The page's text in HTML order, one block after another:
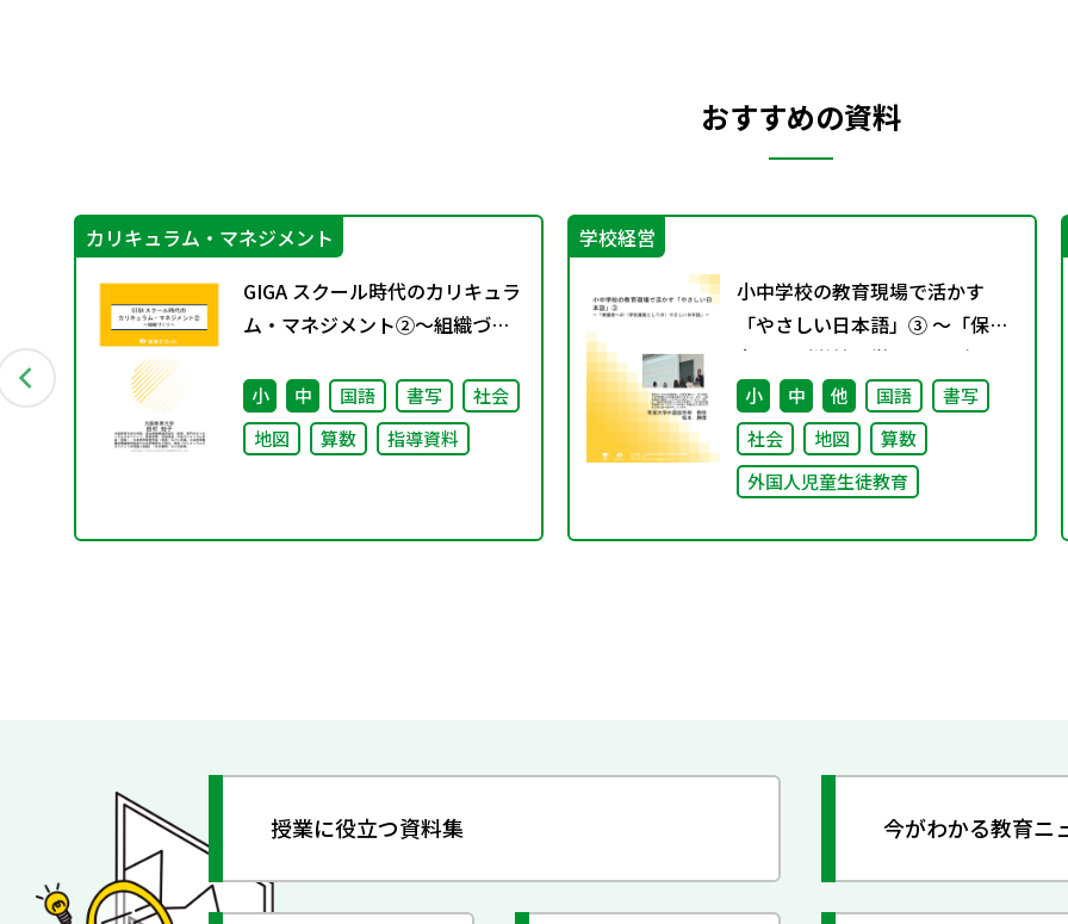
おすすめの資料
共
カリキュラム・マネジメント
GIGA スクール時代のカリキュラ
ム・マネジメント②〜組織づく
小 中 国語 書写
社会
地図
算数 指導資料
学校経営
小中学校の教育現場で活かす
「やさしい日本語」③ ～「保護
者への（学校運営としての）や
さしい日本語」～
小 中 他 国語
書写
社会
地図
算数
外国人児童生徒教育
授業に役立つ資料集 今がわかる教育ニ